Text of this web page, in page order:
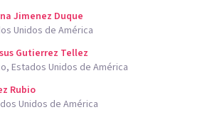
Jimenez Duque
Unidos de América
Gutierrez Tellez
Estados Unidos de América
Rubio
Unidos de América